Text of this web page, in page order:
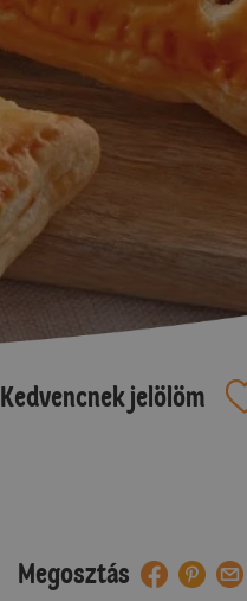
Kedvencnek jelölöm
Megosztás